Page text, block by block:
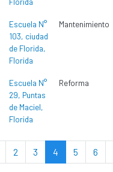
Escuela N°
103, ciudad
de Florida,
Florida
Mantenimiento
Escuela N°
29, Puntas
de Maciel,
Florida
Reforma
page
2 3 4 5 6